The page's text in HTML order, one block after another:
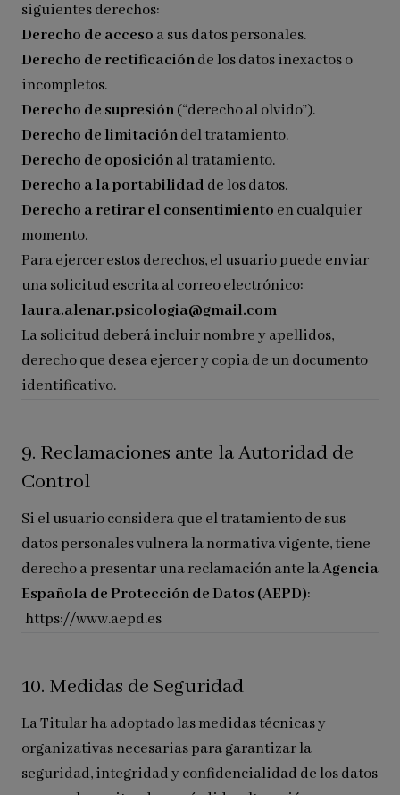
siguientes derechos:
Derecho de acceso a sus datos personales.
Derecho de rectificaciónde los datos inexactos o
incompletos.
Derecho de supresión(“derecho al olvido”).
Derecho de limitacióndel tratamiento.
Derecho de oposiciónal tratamiento.
Derecho a la portabilidad de los datos.
Derecho a retirar el consentimiento en cualquier
momento.
Para ejercer estos derechos, el usuario puede enviar
una solicitud escrita al correo electrónico:
laura.alenar.psicologia@gmail.com
La solicitud deberá incluir nombre y apellidos,
derecho que desea ejercer y copia de un documento
identificativo.
9. Reclamaciones ante la Autoridad de
Control
Si el usuario considera que el tratamiento de sus
datos personales vulnera la normativa vigente, tiene
derecho a presentar una reclamación ante laAgencia
Española de Protección de Datos (AEPD):
https://www.aepd.es
10. Medidas de Seguridad
La Titular ha adoptado las medidas técnicas y
organizativas necesarias para garantizar la
seguridad, integridad y confidencialidad de los datos